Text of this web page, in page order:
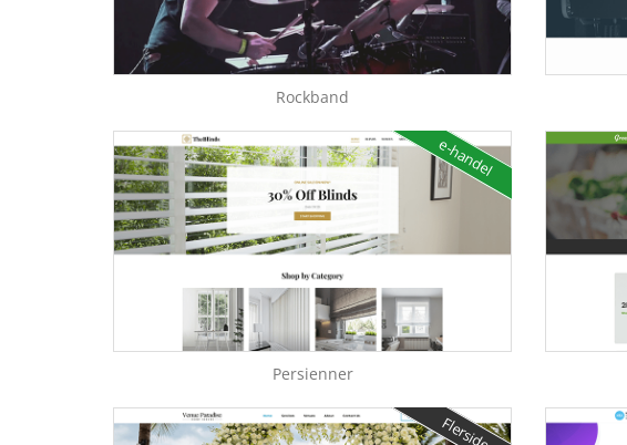
Rockband
e-handel
Persienner
Flerside